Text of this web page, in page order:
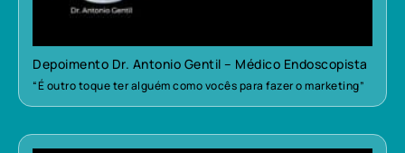
Depoimento Dr. Antonio Gentil – Médico Endoscopista
“É outro toque ter alguém como vocês para fazer o marketing”